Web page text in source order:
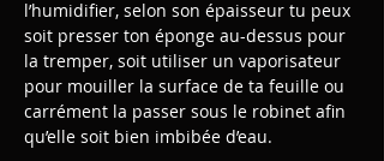
l’humidifier, selon son épaisseur tu peux
soit presser ton éponge au-dessus pour
la tremper, soit utiliser un vaporisateur
pour mouiller la surface de ta feuille ou
carrément la passer sous le robinet afin
qu’elle soit bien imbibée d’eau.